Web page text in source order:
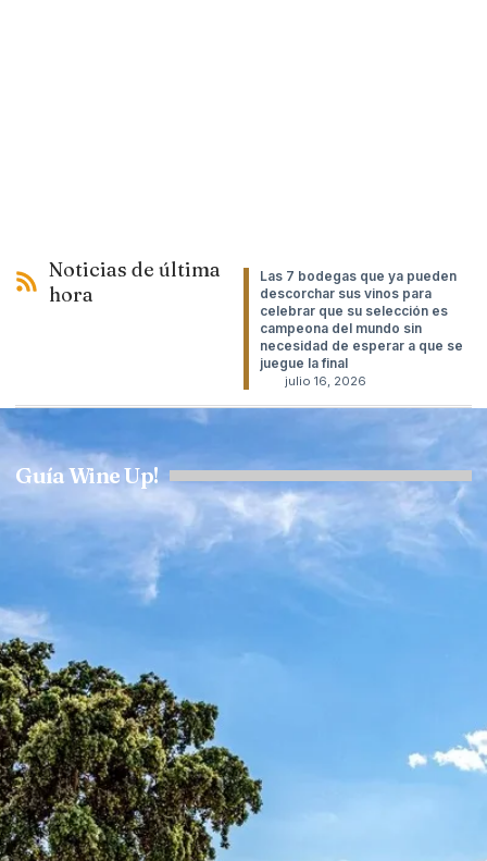
Noticias de última
hora
Las 7 bodegas que ya pueden
descorchar sus vinos para
celebrar que su selección es
campeona del mundo sin
necesidad de esperar a que se
juegue la final
julio 16, 2026
Guía Wine Up!